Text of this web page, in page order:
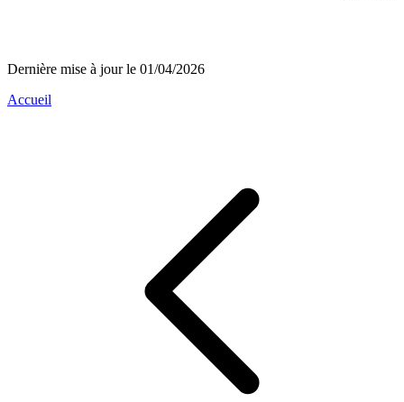
Dernière mise à jour le 01/04/2026
Accueil